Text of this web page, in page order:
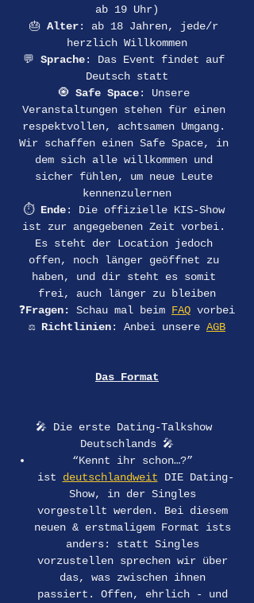
ab 19 Uhr)
🎂 Alter: ab 18 Jahren, jede/r
herzlich Willkommen
💬 Sprache: Das Event findet auf
Deutsch statt
🧿 Safe Space: Unsere
Veranstaltungen stehen für einen
respektvollen, achtsamen Umgang.
Wir schaffen einen Safe Space, in
dem sich alle willkommen und
sicher fühlen, um neue Leute
kennenzulernen
⏱ Ende: Die offizielle KIS-Show
ist zur angegebenen Zeit vorbei.
Es steht der Location jedoch
offen, noch länger geöffnet zu
haben, und dir steht es somit
frei, auch länger zu bleiben
❓Fragen: Schau mal beim FAQ vorbei
⚖️ Richtlinien: Anbei unsere AGB
Das Format
🎤 Die erste Dating-Talkshow
Deutschlands 🎤
“Kennt ihr schon…?”
ist deutschlandweit DIE Dating-
Show, in der Singles
vorgestellt werden. Bei diesem
neuen & erstmaligem Format ists
anders: statt Singles
vorzustellen sprechen wir über
das, was zwischen ihnen
passiert. Offen, ehrlich - und